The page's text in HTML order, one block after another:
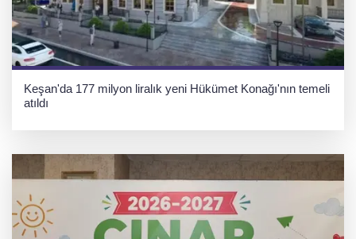
Keşan'da 177 milyon liralık yeni Hükümet Konağı'nın temeli
atıldı